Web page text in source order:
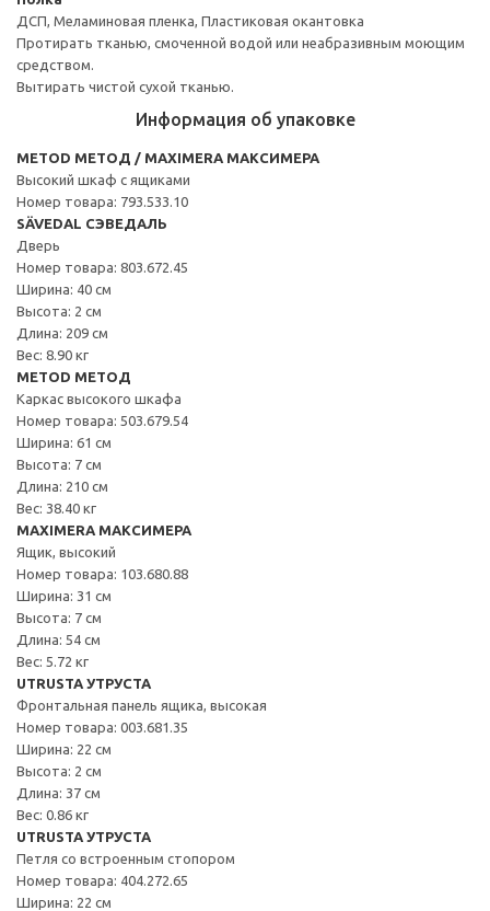
ДСП, Меламиновая пленка, Пластиковая окантовка
Протирать тканью, смоченной водой или неабразивным моющим
средством.
Вытирать чистой сухой тканью.
Информация об упаковке
METOD МЕТОД / MAXIMERA МАКСИМЕРА
Высокий шкаф с ящиками
Номер товара: 793.533.10
SÄVEDAL СЭВЕДАЛЬ
Дверь
Номер товара: 803.672.45
Ширина: 40 см
Высота: 2 см
Длина: 209 см
Вес: 8.90 кг
METOD МЕТОД
Каркас высокого шкафа
Номер товара: 503.679.54
Ширина: 61 см
Высота: 7 см
Длина: 210 см
Вес: 38.40 кг
MAXIMERA МАКСИМЕРА
Ящик, высокий
Номер товара: 103.680.88
Ширина: 31 см
Высота: 7 см
Длина: 54 см
Вес: 5.72 кг
UTRUSTA УТРУСТА
Фронтальная панель ящика, высокая
Номер товара: 003.681.35
Ширина: 22 см
Высота: 2 см
Длина: 37 см
Вес: 0.86 кг
UTRUSTA УТРУСТА
Петля со встроенным стопором
Номер товара: 404.272.65
Ширина: 22 см